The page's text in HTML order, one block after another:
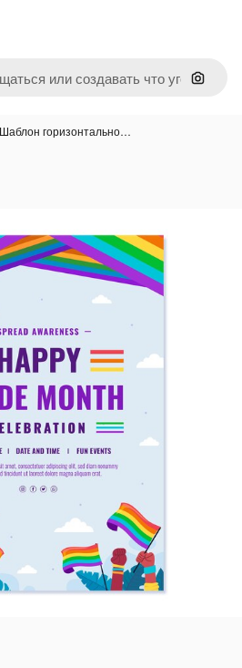
Поиск
Шаблон горизонтально…